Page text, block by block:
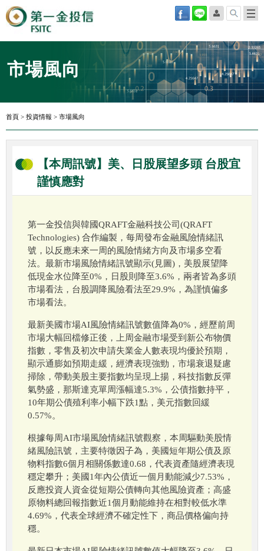
市場風向
首頁 > 投資情報 > 市場風向
【本周訊號】美、日股展望多頭 台股宜
謹慎應對
第一金投信與韓國QRAFT金融科技公司(QRAFT
Technologies) 合作編製，每周發布金融風險情緒訊
號，以反應未來一周的風險情緒方向及市場多空看
法。最新市場風險情緒訊號顯示(見圖)，美股展望降
低現金水位降至0%，日股則降至3.6%，兩者皆為多頭
市場看法，台股調降風險看法至29.9%，為謹慎偏多
市場看法。
最新美國市場AI風險情緒訊號數值降為0%，經歷前周
市場大幅回檔修正後，上周金融市場受到新公布物價
指數，零售及初次申請失業金人數表現均優於預期，
顯示通膨如預期走緩，經濟表現強勁，市場衰退疑慮
掃除，帶動美股主要指數均呈現上揚，科技指數反彈
氣勢盛，那斯達克單周漲幅達5.3%，公債指數持平，
10年期公債殖利率小幅下跌1點，美元指數回緩
0.57%。
根據每周AI市場風險情緒訊號觀察，本周驅動美股情
緒風險訊號，主要特徵因子為，美國短年期公債及原
物料指數6個月相關係數達0.68，代表資產隨經濟表現
穩定攀升；美國1年內公債近一個月動能減少7.53%，
反應投資人資金從短期公債轉向其他風險資產；高盛
原物料總回報指數近1個月動能維持在相對較低水準
4.69%，代表全球經濟不確定性下，商品價格偏向持
穩。